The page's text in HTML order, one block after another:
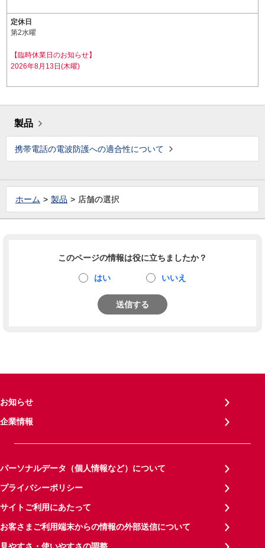
定休日
第2水曜
【臨時休業日のお知らせ】
2026年8月13日(木曜)
製品
携帯電話の電波防護への適合性について
ホーム 製品 店舗の選択
このページの情報は役に立ちましたか？
はい いいえ
送信する
お知らせ
企業情報
パーソナルデータ（個人情報など）について
プライバシーポリシー
サイトご利用にあたって
お客さまご利用端末からの情報の外部送信について